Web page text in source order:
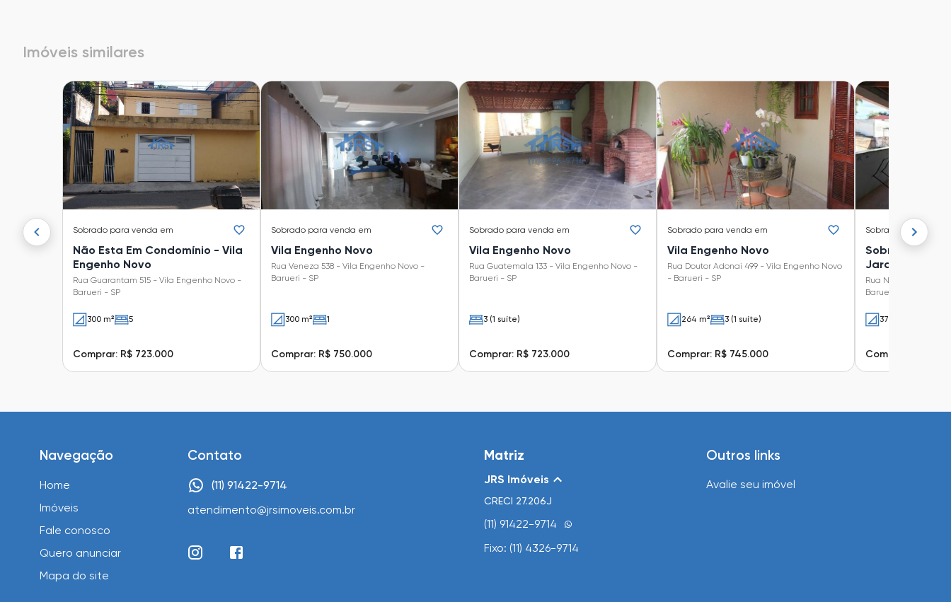
Imóveis similares
Sobrado para venda em
Não Esta Em Condomínio - Vila
Engenho Novo
Rua Guarantam 515 - Vila Engenho Novo -
Barueri - SP
300 m² 5
Comprar: R$ 723.000
Sobrado para venda em
Vila Engenho Novo
Rua Veneza 538 - Vila Engenho Novo -
Barueri - SP
300 m² 1
Comprar: R$ 750.000
Sobrado para venda em
Vila Engenho Novo
Rua Guatemala 133 - Vila Engenho Novo -
Barueri - SP
3 (1 suíte)
Comprar: R$ 723.000
Sobrado para venda em
Vila Engenho Novo
Rua Doutor Adonai 499 - Vila Engenho Novo
- Barueri - SP
264 m² 3 (1 suíte)
Comprar: R$ 745.000
Sobrado para
Sobrado
Jardim Maria
Rua Niterói 56 -
Barueri - SP
378 m²
Comprar: R$
Navegação
Home
Imóveis
Fale conosco
Quero anunciar
Mapa do site
Contato
(11) 91422-9714
atendimento@jrsimoveis.com.br
Matriz
JRS Imóveis
CRECI 27.206J
(11) 91422-9714
Fixo: (11) 4326-9714
Outros links
Avalie seu imóvel